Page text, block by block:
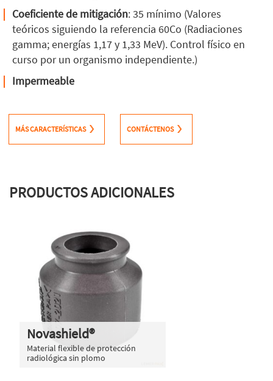
Coeficiente de mitigación: 35 mínimo (Valores
teóricos siguiendo la referencia 60Co (Radiaciones
gamma; energías 1,17 y 1,33 MeV). Control físico en
curso por un organismo independiente.)
Impermeable
MÁS CARACTERÍSTICAS CONTÁCTENOS
PRODUCTOS ADICIONALES
Novashield®
Material flexible de protección
radiológica sin plomo